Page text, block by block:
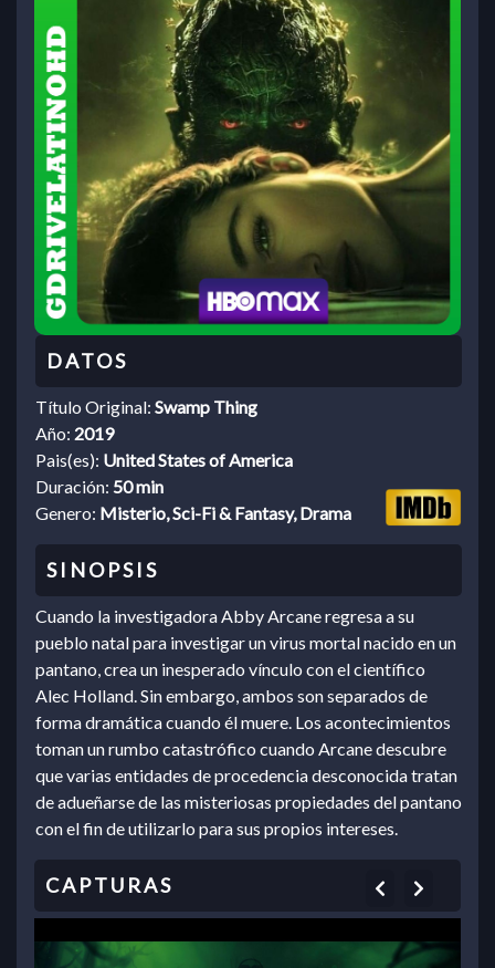
Título Original: Swamp Thing
Año: 2019
Pais(es): United States of America
Duración: 50 min
Genero: Misterio, Sci-Fi & Fantasy, Drama
Cuando la investigadora Abby Arcane regresa a su
pueblo natal para investigar un virus mortal nacido en un
pantano, crea un inesperado vínculo con el científico
Alec Holland. Sin embargo, ambos son separados de
forma dramática cuando él muere. Los acontecimientos
toman un rumbo catastrófico cuando Arcane descubre
que varias entidades de procedencia desconocida tratan
de adueñarse de las misteriosas propiedades del pantano
con el fin de utilizarlo para sus propios intereses.
Previous